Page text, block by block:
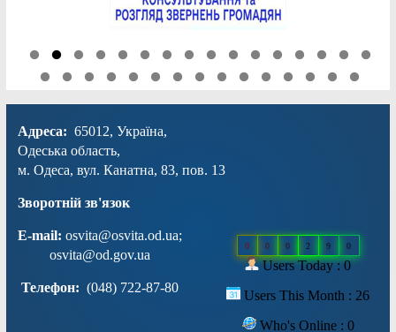
Адреса: 65012, Україна,
Одеська область,
м. Одеса, вул. Канатна, 83, пов. 13
Зворотній зв'язок
E-mail: osvita@osvita.od.ua;
osvita@od.gov.ua
Телефон: (048) 722-87-80
0 0 0 2 9 0
Users Today : 0
Users This Month : 26
Who's Online : 0